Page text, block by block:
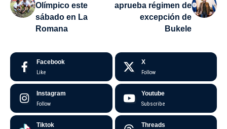
Olímpico este
sábado en La
Romana
aprueba régimen de
excepción de
Bukele
Facebook
Like
X
Follow
Instagram
Follow
Youtube
Subscribe
Tiktok Threads